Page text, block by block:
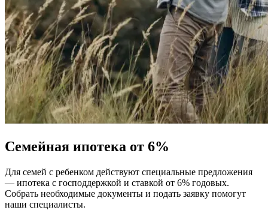
Семейная ипотека от 6%
Для семей с ребенком действуют специальные предложения
— ипотека с господдержкой и ставкой от 6% годовых.
Собрать необходимые документы и подать заявку помогут
наши специалисты.